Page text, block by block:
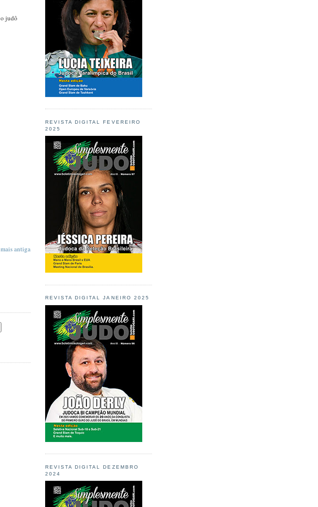
judô
antiga
REVISTA DIGITAL FEVEREIRO
2025
REVISTA DIGITAL JANEIRO 2025
REVISTA DIGITAL DEZEMBRO
2024